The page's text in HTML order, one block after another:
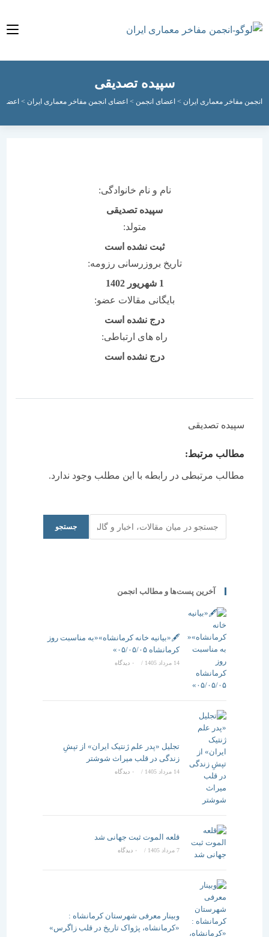
سپیده تصدیقی
معماری ایران>اعضای انجمن>اعضای انجمن مفاخر معماری ایران>اعضای فعال
نام و نام خانوادگی:
سپیده تصدیقی
ثبت نشده است
تاریخ بروزرسانی رزومه:
بایگانی مقالات عضو:
درج نشده است
راه های ارتباطی:
درج نشده است
تصدیقی
مرتبط:
مرتبطی در رابطه با این مطلب وجود ندارد.
جستجو
آخرین پست‌ها و مطالب انجمن
🖋️«بیانیه خانه کرمانشاه»«به مناسبت روز
کرمانشاه ۰۵/۰۵/۰۵»
/ ۰ دیدگاه
تجلیل «پدر علم ژنتیک ایران» از تپشِ
زندگی در قلب میراث شوشتر
/ ۰ دیدگاه
قلعه الموت ثبت جهانی شد
/ ۰ دیدگاه
وبینار معرفی شهرستان کرمانشاه :
«کرمانشاه، پژواک تاریخ در قلب زاگرس»